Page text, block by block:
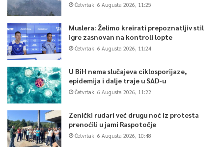
Četvrtak, 6 Augusta 2026, 11:25
Muslera: Želimo kreirati prepoznatljiv stil
igre zasnovan na kontroli lopte
Četvrtak, 6 Augusta 2026, 11:24
U BiH nema slučajeva ciklosporijaze,
epidemija i dalje traje u SAD-u
Četvrtak, 6 Augusta 2026, 11:22
Zenički rudari već drugu noć iz protesta
prenoćili u jami Raspotočje
Četvrtak, 6 Augusta 2026, 10:48